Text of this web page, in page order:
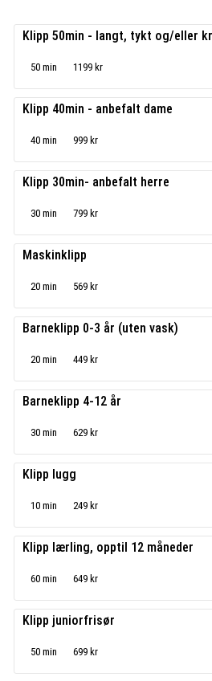
Klipp 50min - langt, tykt og/eller
50 min 1199 kr
Klipp 40min - anbefalt dame
40 min 999 kr
Klipp 30min- anbefalt herre
30 min 799 kr
Maskinklipp
20 min 569 kr
Barneklipp 0-3 år (uten vask)
20 min 449 kr
Barneklipp 4-12 år
30 min 629 kr
Klipp lugg
10 min 249 kr
Klipp lærling, opptil 12 måneder
60 min 649 kr
Klipp juniorfrisør
50 min 699 kr